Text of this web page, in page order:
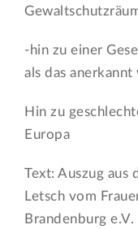
-hin zu einer
als das
Hin zu
Europa
Text: Auszug aus
Letsch vom
Brandenburg e.V.